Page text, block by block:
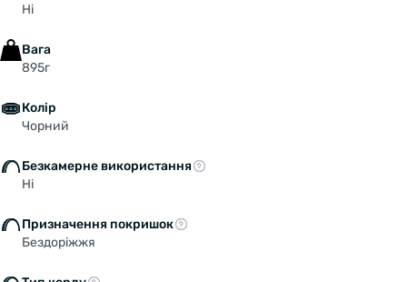
Ні
Вага
895г
Колір
Чорний
Безкамерне використання
Ні
Призначення покришок
Бездоріжжя